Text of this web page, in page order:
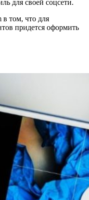
для своей соцсети.
в том, что для
придется оформить